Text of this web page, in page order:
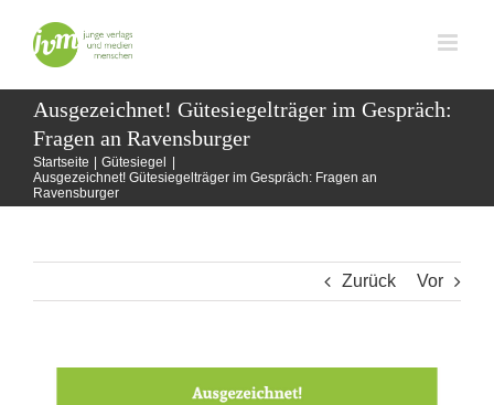
Inhalt
springen
Ausgezeichnet! Gütesiegelträger im Gespräch:
Fragen an Ravensburger
Startseite
Gütesiegel
Ausgezeichnet! Gütesiegelträger im Gespräch: Fragen an
Ravensburger
Zurück Vor